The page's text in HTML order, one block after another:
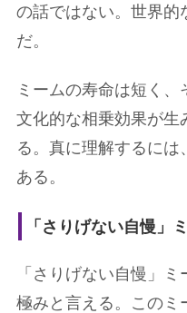
の話ではない。世界的
だ。
ミームの寿命は短く
文化的な相乗効果が生
る。真に理解するに
ある。
「さりげない自慢」
「さりげない自慢」
極みと言える。このミ